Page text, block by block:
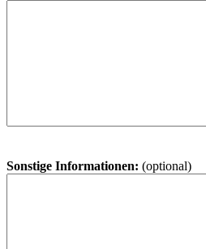
Sonstige Informationen: (optional)